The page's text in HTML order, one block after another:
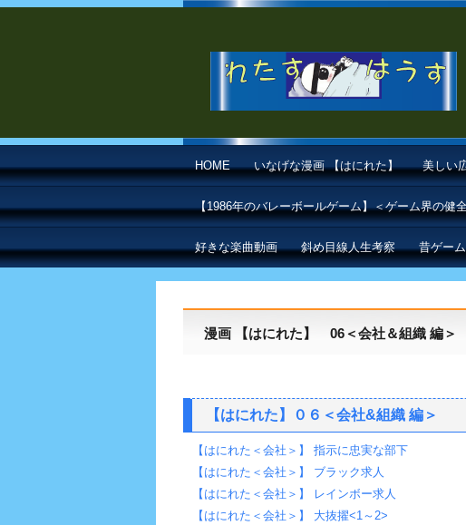
HOME いなげな漫画 【はにれた】 美しい
【1986年のバレーボールゲーム】＜ゲーム界の健
好きな楽曲動画 斜め目線人生考察 昔ゲー
漫画 【はにれた】 06＜会社＆組織 編＞
【はにれた】０６＜会社&組織 編＞
【はにれた＜会社＞】 指示に忠実な部下
【はにれた＜会社＞】 ブラック求人
【はにれた＜会社＞】 レインボー求人
【はにれた＜会社＞】 大抜擢<1～2>